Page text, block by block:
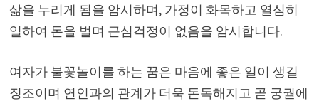
삶을 누리게 됨을 암시하며, 가정이 화목하고 열심히
일하여 돈을 벌며 근심걱정이 없음을 암시합니다.
여자가 불꽃놀이를 하는 꿈은 마음에 좋은 일이 생길
징조이며 연인과의 관계가 더욱 돈독해지고 곧 궁궐에